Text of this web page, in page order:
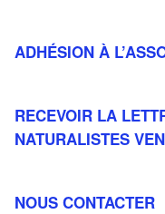
ADHÉSION À
RECEVOIR LA
NATURALISTES
NOUS CONTACTER